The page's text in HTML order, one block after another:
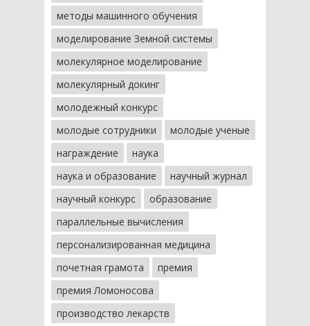
методы машинного обучения
моделирование Земной системы
молекулярное моделирование
молекулярный докинг
молодежный конкурс
молодые сотрудники
молодые ученые
награждение
наука
наука и образование
научный журнал
научный конкурс
образование
параллельные вычисления
персонализированная медицина
почетная грамота
премия
премия Ломоносова
производство лекарств